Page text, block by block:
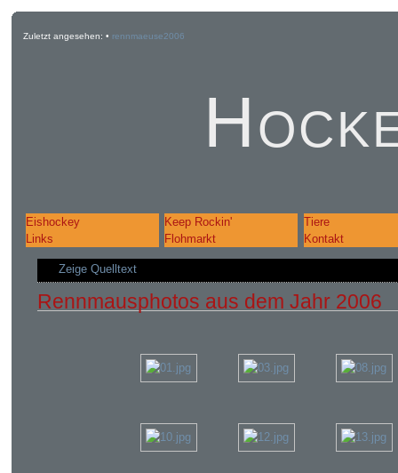
Zuletzt angesehen: • rennmaeuse2006
Eishockey Keep Rockin'
Tiere
Links
Flohmarkt Kontakt
Zeige Quelltext
Rennmausphotos aus dem Jahr 2006